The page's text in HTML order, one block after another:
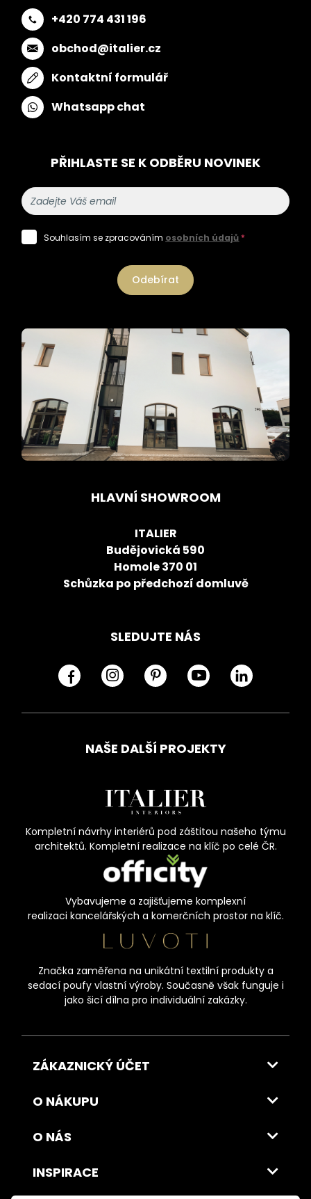
+420 774 431 196
obchod@italier.cz
Kontaktní formulář
Whatsapp chat
PŘIHLASTE SE K ODBĚRU NOVINEK
Souhlasím se zpracováním osobních údajů *
Odebírat
HLAVNÍ SHOWROOM
ITALIER
Budějovická 590
Homole 370 01
Schůzka po předchozí domluvě
SLEDUJTE NÁS
NAŠE DALŠÍ PROJEKTY
Kompletní návrhy interiérů pod záštitou našeho týmu
architektů. Kompletní realizace na klíč po celé ČR.
Vybavujeme a zajišťujeme komplexní
realizaci kancelářských a komerčních prostor na klíč.
Značka zaměřena na unikátní textilní produkty a
sedací poufy vlastní výroby. Současně však funguje i
jako šicí dílna pro individuální zakázky.
ZÁKAZNICKÝ ÚČET
O NÁKUPU
O NÁS
INSPIRACE